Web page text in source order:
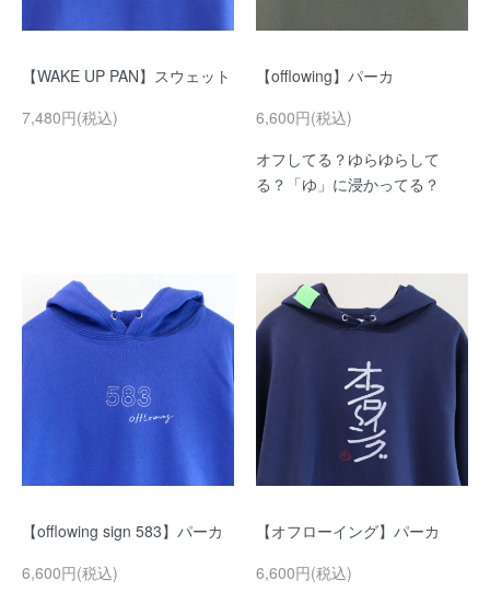
【WAKE UP PAN】スウェット
7,480円(税込)
【offlowing】パーカ
6,600円(税込)
オフしてる？ゆらゆらして
る？「ゆ」に浸かってる？
【offlowing sign 583】パーカ
6,600円(税込)
【オフローイング】パーカ
6,600円(税込)